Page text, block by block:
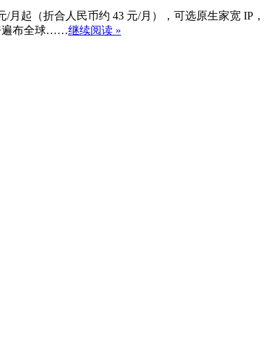
月起（折合人民币约 43 元/月），可选原生家宽 IP，
遍布全球……继续阅读 »